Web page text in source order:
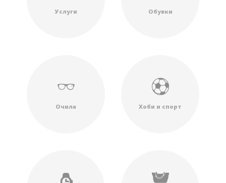
Услуги Обувки
Очила Хоби и спорт